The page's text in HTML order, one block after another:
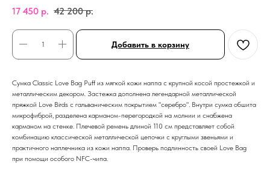
17 450 р. 42 200 р.
Добавить в корзину
Сумка Classic Love Bag Puff из мягкой кожи наппа с крупной косой простежкой и
металлическим декором. Застежка дополнена легендарной металлической
пряжкой Love Birds с гальваническим покрытием "серебро". Внутри сумка обшита
микрофиброй, разделена карманом-перегородкой на молнии и снабжена
карманом на стенке. Плечевой ремень длиной 110 см представляет собой
комбинацию классической металлической цепочки с круглыми звеньями и
практичного наплечника из кожи наппа. Проверь подлинность своей Love Bag
при помощи особого NFC-чипа.